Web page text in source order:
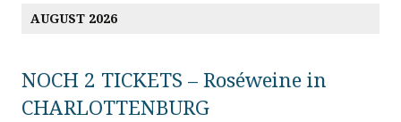
AUGUST 2026
NOCH 2 TICKETS – Roséweine in
CHARLOTTENBURG